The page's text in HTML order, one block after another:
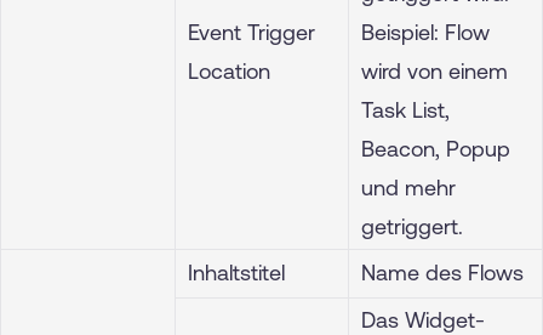
Event Trigger
Location
Beispiel: Flow
wird von einem
Task List,
Beacon, Popup
und mehr
getriggert.
Inhaltstitel Name des Flows
Das Widget-